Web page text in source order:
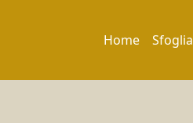
Home Sfoglia